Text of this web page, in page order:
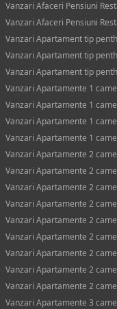
Vanzari Afaceri Pensiuni
Vanzari Afaceri Pensiuni
Vanzari Apartament tip
Vanzari Apartament tip
Vanzari Apartament tip
Vanzari Apartamente 1
Vanzari Apartamente 1
Vanzari Apartamente 1
Vanzari Apartamente 1
Vanzari Apartamente 2
Vanzari Apartamente 2
Vanzari Apartamente 2
Vanzari Apartamente 2
Vanzari Apartamente 2
Vanzari Apartamente 2
Vanzari Apartamente 2
Vanzari Apartamente 2
Vanzari Apartamente 2
Vanzari Apartamente 3